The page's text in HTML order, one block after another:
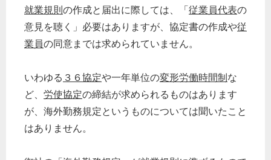
就業規則の作成と届出に際しては、「従業員代表の
意見を聴く」必要はありますが、協定書の作成や従
業員の同意までは求められていません。
いわゆる ３６協定や一年単位の変形労働時間制な
ど、 労使協定の締結が求められるものはあります
が、海外勤務規定というものについては聞いたこと
はありません。